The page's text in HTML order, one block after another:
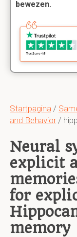
Startpagina /
and Behavior/
Neural
explicit
for
memory
bewezen.